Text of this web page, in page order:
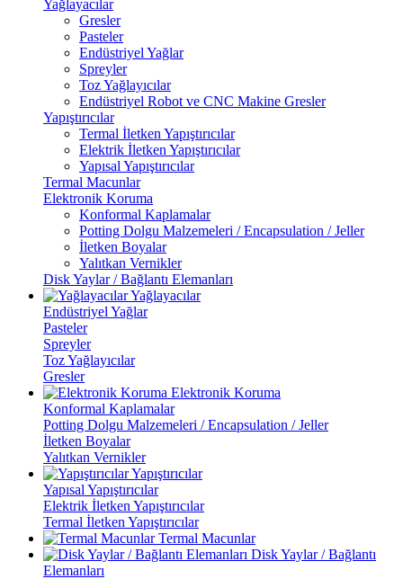
Yağlayacılar
Gresler
Pasteler
Endüstriyel Yağlar
Spreyler
Toz Yağlayıcılar
Endüstriyel Robot ve CNC Makine Gresler
Yapıştırıcılar
Termal İletken Yapıştırıcılar
Elektrik İletken Yapıştırıcılar
Yapısal Yapıştırıcılar
Termal Macunlar
Elektronik Koruma
Konformal Kaplamalar
Potting Dolgu Malzemeleri / Encapsulation / Jeller
İletken Boyalar
Yalıtkan Vernikler
Disk Yaylar / Bağlantı Elemanları
Yağlayacılar
Endüstriyel Yağlar
Pasteler
Spreyler
Toz Yağlayıcılar
Gresler
Elektronik Koruma
Konformal Kaplamalar
Potting Dolgu Malzemeleri / Encapsulation / Jeller
İletken Boyalar
Yalıtkan Vernikler
Yapıştırıcılar
Yapısal Yapıştırıcılar
Elektrik İletken Yapıştırıcılar
Termal İletken Yapıştırıcılar
Termal Macunlar
Disk Yaylar / Bağlantı
Elemanları